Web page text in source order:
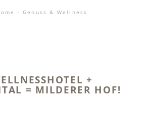
- Genuss & Wellness
+
= MILDERER HOF!